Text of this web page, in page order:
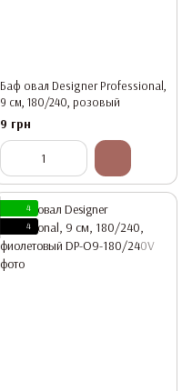
Баф овал Designer Professional,
9 см, 180/240, розовый
9 грн
4
4